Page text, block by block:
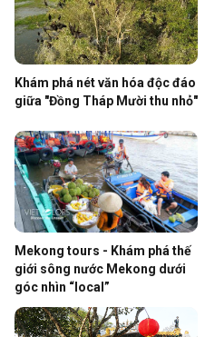
Khám phá nét văn hóa độc đáo
giữa "Đồng Tháp Mười thu nhỏ"
Mekong tours - Khám phá thế
giới sông nước Mekong dưới
góc nhìn “local”